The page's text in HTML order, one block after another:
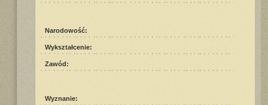
Narodowość:
Wykształcenie:
Zawód:
Wyznanie: